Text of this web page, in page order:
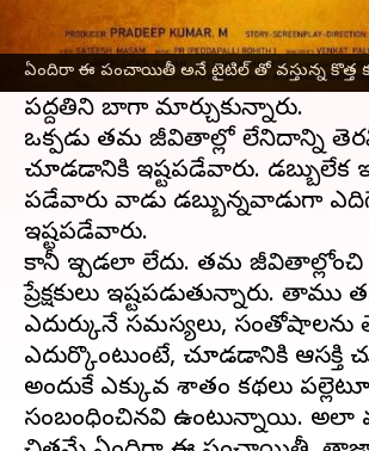
ఏందిరా ఈ పంచాయితీ అనే టైటిల్ తో వస్తున్న కొత్త
సినిమా ఇండస్ట్రీ
లో ట్రెండ్
మారిపోయింది. ఇంతకుముందులా
పనిచేయడం లేదు. జనాలు కూడా
పద్దతిని బాగా మార్చుకున్నారు.
ఒకప్పుడు తమ జీవితాల్లో లేనిదాన్ని
చూడడానికి ఇష్టపడేవారు. డబ్బులేక
పడేవారు వాడు డబ్బున్నవాడుగా
ఇష్టపడేవారు.
కానీ ఇప్పుడలా లేదు. తమ జీవితాల్లోంచి
ప్రేక్షకులు ఇష్టపడుతున్నారు.
ఎదుర్కునే సమస్యలు,
ఎదుర్కొంటుంటే, చూడడానికి ఆసక్తి
అందుకే ఎక్కువ శాతం కథలు
సంబంధించినవి ఉంటున్నాయి. అలా